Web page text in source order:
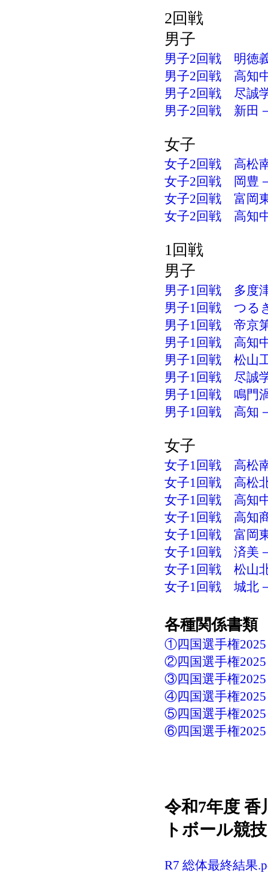
2回戦
男子
男子2回戦 明徳
男子2回戦 高知
男子2回戦 尽誠
男子2回戦 新田
女子
女子2回戦 高松
女子2回戦 岡豊
女子2回戦 富岡
女子2回戦 高知
1回戦
男子
男子1回戦 多度
男子1回戦 つる
男子1回戦 帝京
男子1回戦 高知
男子1回戦 松山
男子1回戦 尽誠
男子1回戦 鳴門
男子1回戦 高知
女子
女子1回戦 高松
女子1回戦 高松
女子1回戦 高知
女子1回戦 高知
女子1回戦 富岡
女子1回戦 済美
女子1回戦 松山
女子1回戦 城北
各種関係書類
①四国選手権
②四国選手権
③四国選手権
④四国選手権
⑤四国選手権
⑥四国選手権
令和7年度
トボール競技
R7 総体最終結果